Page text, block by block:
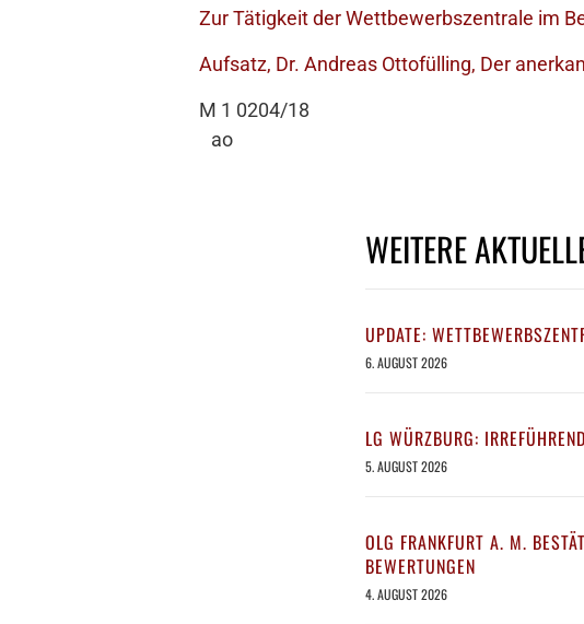
Zur Tätigkeit der Wettbewerbszentrale im
Aufsatz, Dr. Andreas Ottofülling, Der
M 1 0204/18
ao
WEITERE
UPDATE:
6. AUGUST 2026
LG WÜRZBURG:
5. AUGUST 2026
OLG FRANKFURT A. M.
BEWERTUNGEN
4. AUGUST 2026